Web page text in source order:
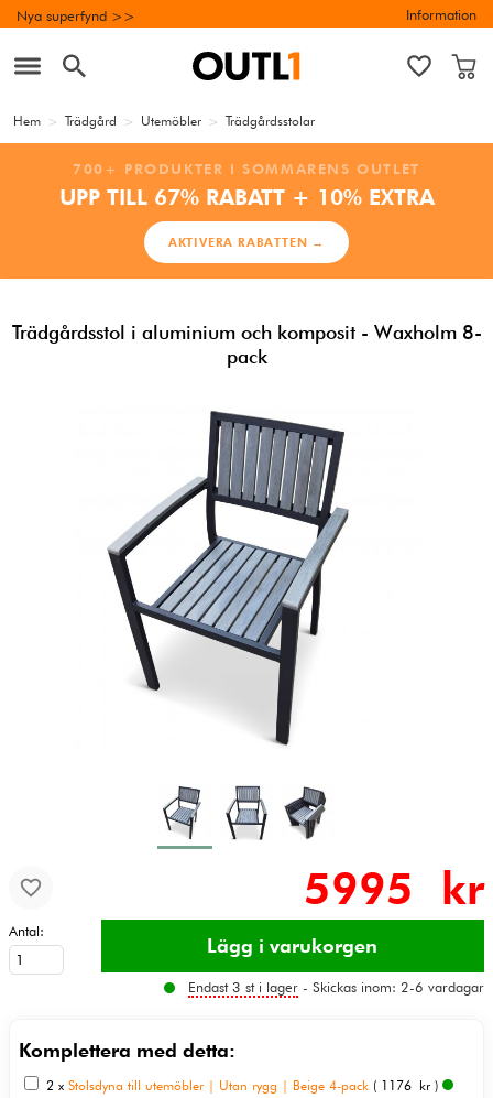
Nya superfynd >> Information
Hem > Trädgård > Utemöbler > Trädgårdsstolar
700+ PRODUKTER I SOMMARENS OUTLET
UPP TILL 67% RABATT + 10% EXTRA
AKTIVERA RABATTEN →
Trädgårdsstol i aluminium och komposit - Waxholm 8-
pack
5995 kr
Antal:
Endast 3 st i lager - Skickas inom: 2-6 vardagar
Komplettera med detta:
2 x Stolsdyna till utemöbler | Utan rygg | Beige 4-pack ( 1176 kr )